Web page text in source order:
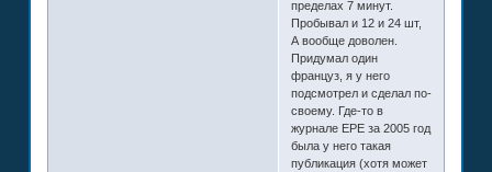
пределах 7 минут.
Пробывал и 12 и 24 шт,
А вообще доволен.
Придумал один
француз, я у него
подсмотрел и сделал по-
своему. Где-то в
журнале ЕРЕ за 2005 год
была у него такая
публикация (хотя может